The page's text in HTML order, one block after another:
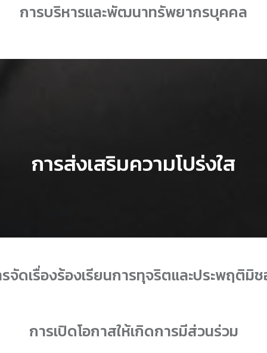
การบริหารและพัฒนาทรัพยากรบุคคล
การส่งเสริมความโปร่งใส
จัดเรื่องร้องเรียนการทุจริตและประพฤติมิ
การเปิดโอกาสให้เกิดการมีส่วนร่วม